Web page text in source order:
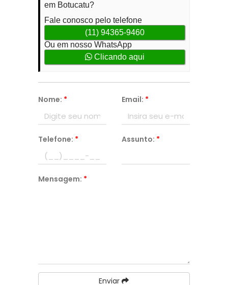
em Botucatu?
Fale conosco pelo telefone
(11) 94365-9460
Ou em nosso WhatsApp
Clicando aqui
Nome: * Email: *
Telefone: * Assunto: *
Mensagem: *
Enviar